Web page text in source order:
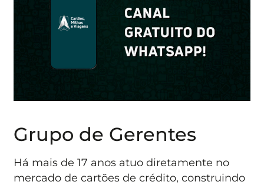
Grupo de Gerentes
Há mais de 17 anos atuo diretamente no
mercado de cartões de crédito, construindo